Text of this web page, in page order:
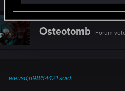
Osteotomb Forum
weusd;n9864421 said: